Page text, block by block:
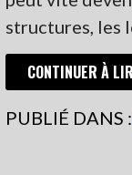
structures, les
CONTINUER À
PUBLIÉ DANS :